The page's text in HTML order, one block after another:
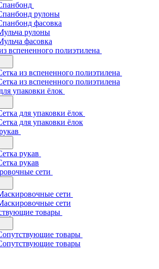
рулоны
фасовка
рулоны
фасовка
вспененного полиэтилена
из вспененного полиэтилена
из вспененного полиэтилена
упаковки ёлок
для упаковки ёлок
для упаковки ёлок
рукав
рукав
сети
сети
сети
товары
товары
товары